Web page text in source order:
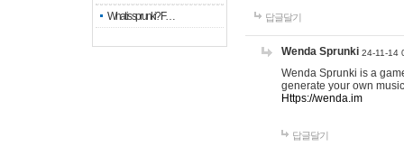
What is sprunki? F…
답글달기
Wenda Sprunki 24-11-14
Wenda Sprunki is a
generate your own
Https://wenda.im
답글달기